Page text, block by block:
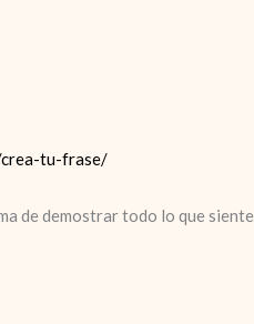
tu-frase/
de demostrar todo lo que